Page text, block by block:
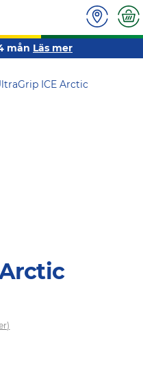
mån Läs mer
ICE Arctic